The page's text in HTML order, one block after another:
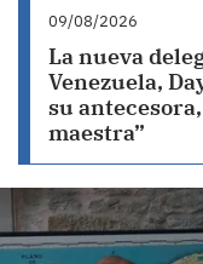
09/08/2026
La nueva
Venezuela,
su
maestra”